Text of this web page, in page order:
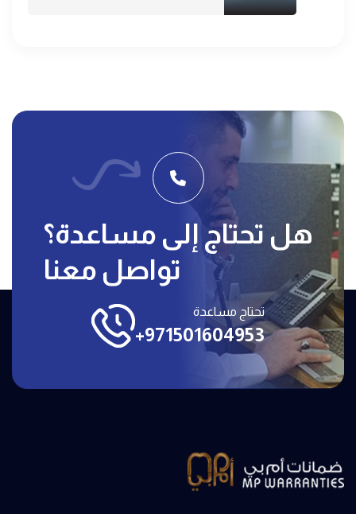
هل تحتاج إلى مساعدة؟
تواصل معنا
تحتاج مساعدة
+971501604953